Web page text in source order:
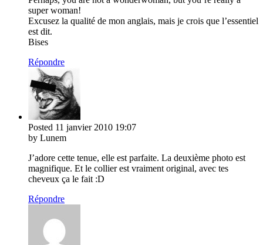
super woman!
Excusez la qualité de mon anglais, mais je crois que l’essentiel
est dit.
Bises
Répondre
Posted 11 janvier 2010 19:07
by Lunem
J’adore cette tenue, elle est parfaite. La deuxième photo est
magnifique. Et le collier est vraiment original, avec tes
cheveux ça le fait :D
Répondre